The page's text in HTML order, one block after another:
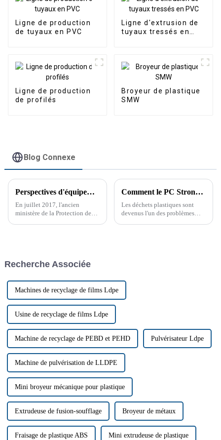
Ligne de production
de tuyaux en PVC
Ligne d'extrusion de
tuyaux tressés en
Ligne de production
de profilés
Broyeur de plastique
SMW
Blog Connexe
Perspectives d'équipements de lavage et de recyclage du plastique
En juillet 2017, l'ancien
ministère de la Protection de
catalogue des déchets interdits.
Comment le PC Strong Crusher transforme le recyclage du plastique
Les déchets plastiques sont
devenus l'un des problèmes
Recherche Associée
Machines de recyclage de films Ldpe
Usine de recyclage de films Ldpe
Machine de recyclage de PEBD et PEHD Pulvérisateur Ldpe
Machine de pulvérisation de LLDPE
Mini broyeur mécanique pour plastique
Extrudeuse de fusion-soufflage Broyeur de métaux
Fraisage de plastique ABS Mini extrudeuse de plastique